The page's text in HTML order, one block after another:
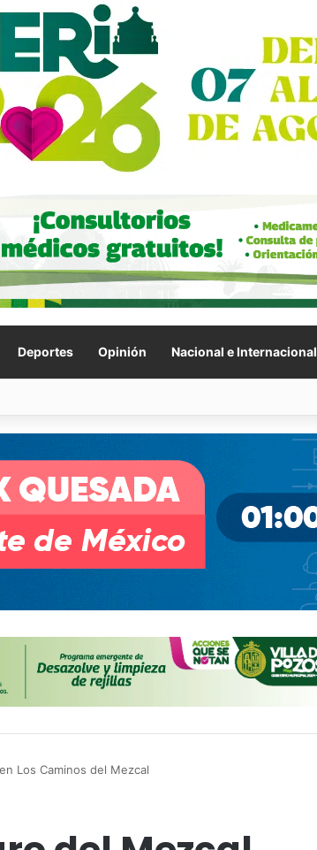
Deportes Opinión Nacional e Internacional
de Circuito Potosí en la movilidad de Villa de Pozos
Los Caminos del Mezcal